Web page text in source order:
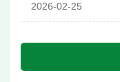
2026-02-25